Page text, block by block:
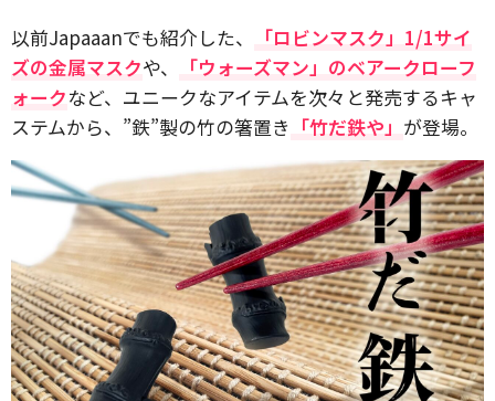
以前Japaaanでも紹介した、
「ロビンマスク」1/1サイ
ズの金属マスクや、
「ウォーズマン」のベアークローフ
ォークなど、ユニークなアイテムを次々と発売するキャ
ステムから、”鉄”製の竹の箸置き 「竹だ鉄や」 が登場。